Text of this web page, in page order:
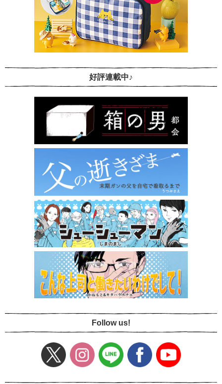
好評連載中♪
Follow us!